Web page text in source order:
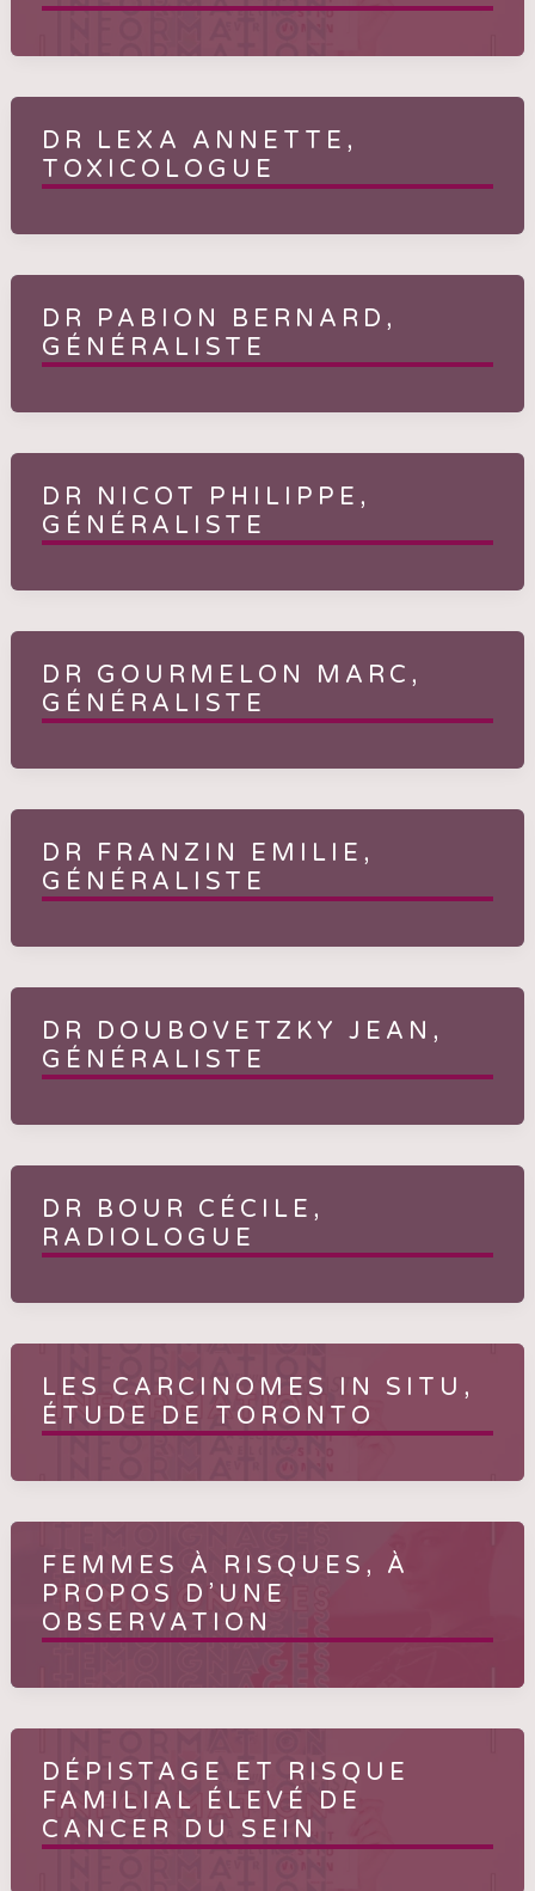
DR LEXA ANNETTE,
TOXICOLOGUE
DR PABION BERNARD,
GÉNÉRALISTE
DR NICOT PHILIPPE,
GÉNÉRALISTE
DR GOURMELON MARC,
GÉNÉRALISTE
DR FRANZIN EMILIE,
GÉNÉRALISTE
DR DOUBOVETZKY JEAN,
GÉNÉRALISTE
DR BOUR CÉCILE,
RADIOLOGUE
LES CARCINOMES IN SITU,
ÉTUDE DE TORONTO
FEMMES À RISQUES, À
PROPOS D’UNE
OBSERVATION
DÉPISTAGE ET RISQUE
FAMILIAL ÉLEVÉ DE
CANCER DU SEIN